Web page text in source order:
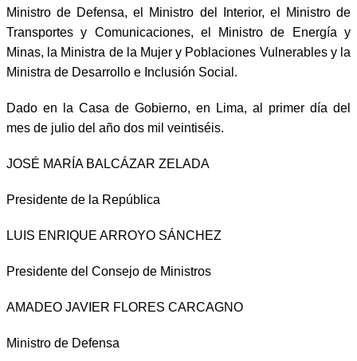
Ministro de Defensa, el Ministro del Interior, el Ministro de
Transportes y Comunicaciones, el Ministro de Energía y
Minas, la Ministra de la Mujer y Poblaciones Vulnerables y la
Ministra de Desarrollo e Inclusión Social.
Dado en la Casa de Gobierno, en Lima, al primer día del
mes de julio del año dos mil veintiséis.
JOSÉ MARÍA BALCÁZAR ZELADA
Presidente de la República
LUIS ENRIQUE ARROYO SÁNCHEZ
Presidente del Consejo de Ministros
AMADEO JAVIER FLORES CARCAGNO
Ministro de Defensa